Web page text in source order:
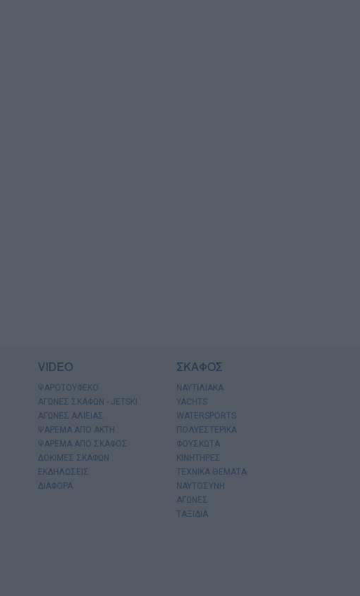
VIDEO
ΨΑΡΟΤΟΥΦΕΚΟ
ΑΓΩΝΕΣ ΣΚΑΦΩΝ - JETSKI
ΑΓΩΝΕΣ ΑΛΙΕΙΑΣ
ΨΑΡΕΜΑ ΑΠΟ ΑΚΤΗ
ΨΑΡΕΜΑ ΑΠΟ ΣΚΑΦΟΣ
ΔΟΚΙΜΕΣ ΣΚΑΦΩΝ
ΕΚΔΗΛΩΣΕΙΣ
ΔΙΑΦΟΡΑ
ΣΚΑΦΟΣ
ΝΑΥΤΙΛΙΑΚΑ
YACHTS
WATERSPORTS
ΠΟΛΥΕΣΤΕΡΙΚΑ
ΦΟΥΣΚΩΤΑ
ΚΙΝΗΤΗΡΕΣ
ΤΕΧΝΙΚΑ ΘΕΜΑΤΑ
ΝΑΥΤΟΣΥΝΗ
ΑΓΩΝΕΣ
ΤΑΞΙΔΙΑ